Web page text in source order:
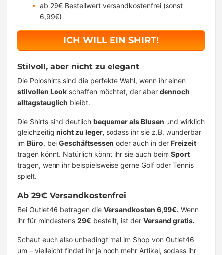
ab 29€ Bestellwert versandkostenfrei (sonst
6,99€)
ICH WILL EIN SHIRT!
Stilvoll, aber nicht zu elegant
Die Poloshirts sind die perfekte Wahl, wenn ihr einen
stilvollen Look schaffen möchtet, der aber dennoch
alltagstauglich bleibt.
Die Shirts sind deutlich bequemer als Blusen und wirklich
gleichzeitig nicht zu leger, sodass ihr sie z.B. wunderbar
im Büro, bei Geschäftsessen oder auch in der Freizeit
tragen könnt. Natürlich könnt ihr sie auch beim Sport
tragen, wenn ihr beispielsweise gerne Golf oder Tennis
spielt.
Ab 29€ Versandkostenfrei
Bei Outlet46 betragen die Versandkosten 6,99€. Wenn
ihr für mindestens 29€ bestellt, ist der Versand gratis.
Schaut euch also unbedingt mal im Shop von Outlet46
um – vielleicht findet ihr ja noch mehr Artikel, sodass ihr